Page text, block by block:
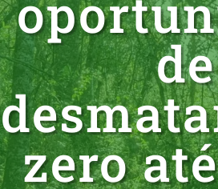
de
zero